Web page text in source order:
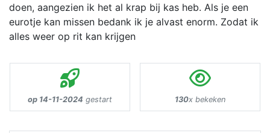
doen, aangezien ik het al krap bij kas heb. Als je een
eurotje kan missen bedank ik je alvast enorm. Zodat ik
alles weer op rit kan krijgen
op 14-11-2024 gestart 130x bekeken